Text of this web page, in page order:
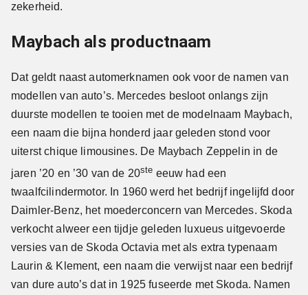
zekerheid.
Maybach als productnaam
Dat geldt naast automerknamen ook voor de namen van
modellen van auto’s. Mercedes besloot onlangs zijn
duurste modellen te tooien met de modelnaam Maybach,
een naam die bijna honderd jaar geleden stond voor
uiterst chique limousines. De Maybach Zeppelin in de
jaren ’20 en ’30 van de 20ste eeuw had een
twaalfcilindermotor. In 1960 werd het bedrijf ingelijfd door
Daimler-Benz, het moederconcern van Mercedes. Skoda
verkocht alweer een tijdje geleden luxueus uitgevoerde
versies van de Skoda Octavia met als extra typenaam
Laurin & Klement, een naam die verwijst naar een bedrijf
van dure auto’s dat in 1925 fuseerde met Skoda. Namen